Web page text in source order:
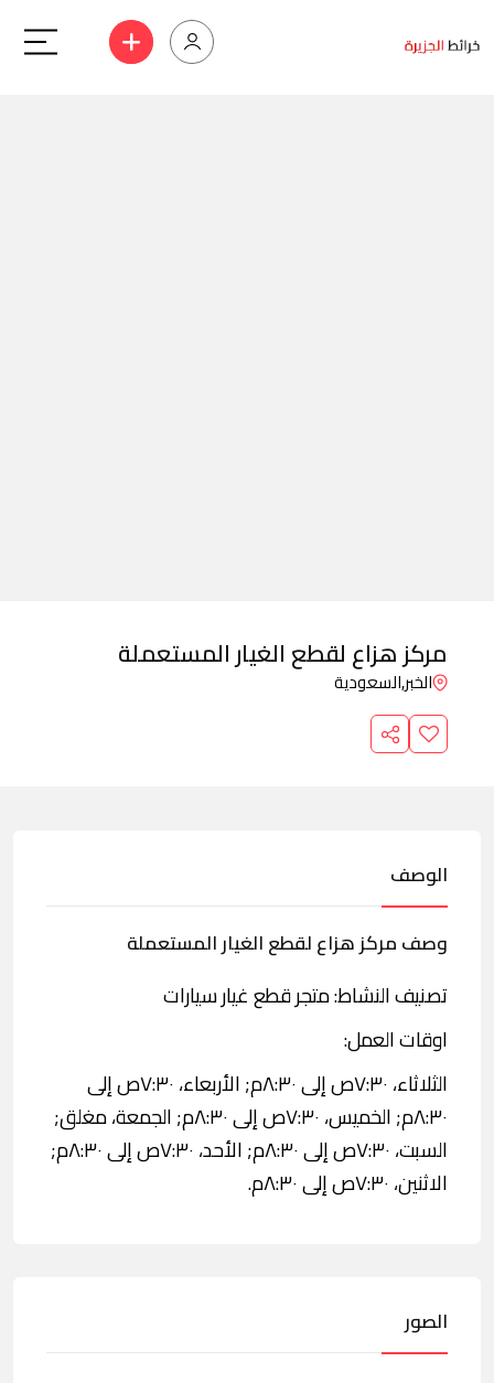
مركز هزاع لقطع الغيار المستعملة
الخبر,السعودية
الوصف
وصف مركز هزاع لقطع الغيار المستعملة
تصنيف النشاط: متجر قطع غيار سيارات
اوقات العمل:
الثلاثاء، ٧:٣٠ص إلى ٨:٣٠م; الأربعاء، ٧:٣٠ص إلى
٨:٣٠م; الخميس، ٧:٣٠ص إلى ٨:٣٠م; الجمعة، مغلق;
السبت، ٧:٣٠ص إلى ٨:٣٠م; الأحد، ٧:٣٠ص إلى ٨:٣٠م;
الاثنين، ٧:٣٠ص إلى ٨:٣٠م.
الصور